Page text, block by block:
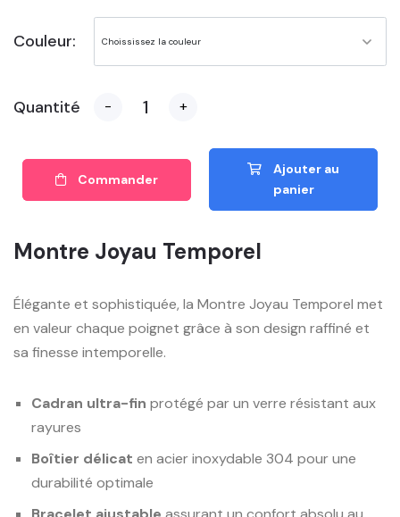
Couleur:
Quantité - +
Commander
Ajouter au
panier
Montre Joyau Temporel
Élégante et sophistiquée, la Montre Joyau Temporel met
en valeur chaque poignet grâce à son design raffiné et
sa finesse intemporelle.
Cadran ultra-fin protégé par un verre résistant aux
rayures
Boîtier délicat en acier inoxydable 304 pour une
durabilité optimale